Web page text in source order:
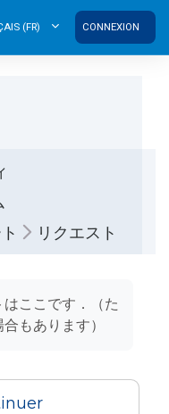
‎(FR)‎ CONNEXION
リクエスト
ここです．（た
もあります）